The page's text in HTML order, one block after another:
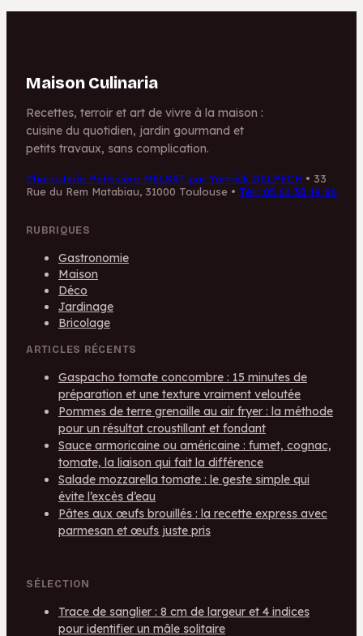
Maison Culinaria
Recettes, terroir et art de vivre à la maison :
cuisine du quotidien, jardin gourmand et
petits travaux, sans complication.
Charcuterie Pâtissière MELSÀT par Yannick DELPECH • 33
Rue du Rem Matabiau, 31000 Toulouse • Tél : 05 61 38 19 86
RUBRIQUES
Gastronomie
Maison
Déco
Jardinage
Bricolage
ARTICLES RÉCENTS
Gaspacho tomate concombre : 15 minutes de
préparation et une texture vraiment veloutée
Pommes de terre grenaille au air fryer : la méthode
pour un résultat croustillant et fondant
Sauce armoricaine ou américaine : fumet, cognac,
tomate, la liaison qui fait la différence
Salade mozzarella tomate : le geste simple qui
évite l’excès d’eau
Pâtes aux œufs brouillés : la recette express avec
parmesan et œufs juste pris
SÉLECTION
Trace de sanglier : 8 cm de largeur et 4 indices
pour identifier un mâle solitaire